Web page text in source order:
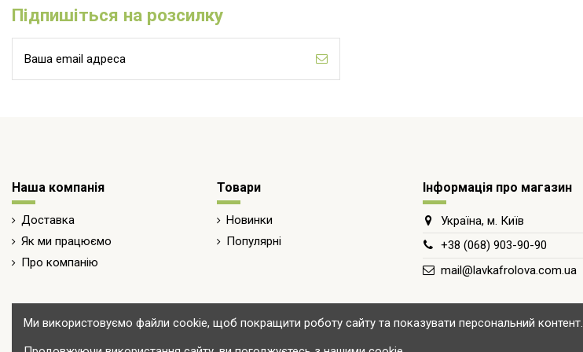
Підпишіться на розсилку
Наша компанія
Доставка
Як ми працюємо
Про компанію
Товари
Новинки
Популярні
Інформація про магазин
Україна, м. Київ
+38 (068) 903-90-90
mail@lavkafrolova.com.ua
Ми використовуємо файли cookie, щоб покращити роботу сайту та показувати персональний контент.